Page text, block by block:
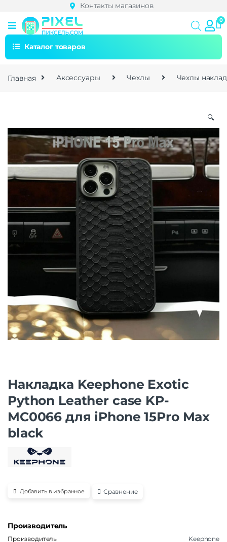
Контакты магазинов
Каталог товаров
Главная Аксессуары Чехлы Чехлы
🔍
Накладка Keephone Exotic
Python Leather case KP-
MC0066 для iPhone 15Pro Max
black
Добавить в избранное Сравнение
Производитель
Производитель Keephone